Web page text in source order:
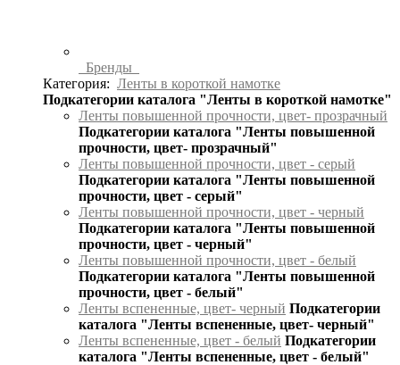
Бренды
Категория: Ленты в короткой намотке
Подкатегории каталога "Ленты в короткой намотке"
Ленты повышенной прочности, цвет- прозрачный
Подкатегории каталога "Ленты повышенной
прочности, цвет- прозрачный"
Ленты повышенной прочности, цвет - серый
Подкатегории каталога "Ленты повышенной
прочности, цвет - серый"
Ленты повышенной прочности, цвет - черный
Подкатегории каталога "Ленты повышенной
прочности, цвет - черный"
Ленты повышенной прочности, цвет - белый
Подкатегории каталога "Ленты повышенной
прочности, цвет - белый"
Ленты вспененные, цвет- черный Подкатегории
каталога "Ленты вспененные, цвет- черный"
Ленты вспененные, цвет - белый Подкатегории
каталога "Ленты вспененные, цвет - белый"